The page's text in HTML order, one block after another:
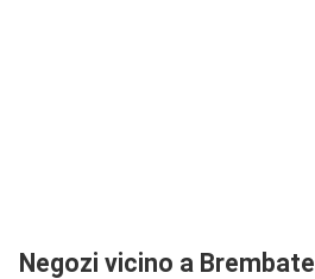
Negozi vicino a Brembate